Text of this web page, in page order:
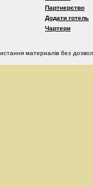
Партнерство
Додати готель
Чартери
материалів без